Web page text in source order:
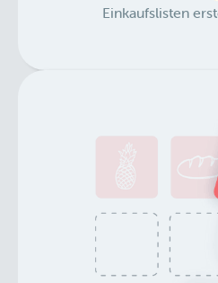
Einkaufslisten